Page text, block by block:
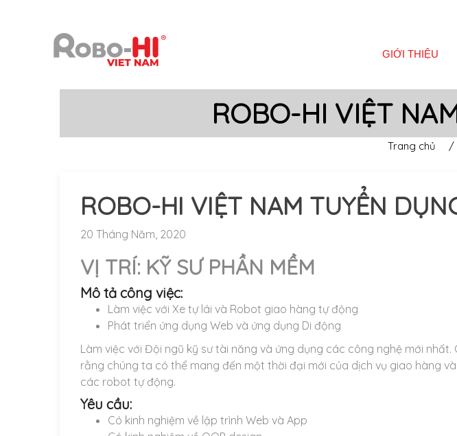
GIỚI THIỆU
ROBO-HI VIỆT
Trang chủ /
ROBO-HI VIỆT NAM TUYỂN
20 Tháng Năm, 2020
VỊ TRÍ: KỸ SƯ PHẦN MỀM
Mô tả công việc:
Làm việc với Xe tự lái và Robot giao hàng tự động
Phát triển ứng dụng Web và ứng dụng Di động
Làm việc với Đội ngũ kỹ sư tài năng và ứng dụng các công nghệ mới nhất.
rằng chúng ta có thể mang đến một thời đại mới của dịch vụ giao hàng
các robot tự động.
Yêu cầu:
Có kinh nghiệm về lập trình Web và App